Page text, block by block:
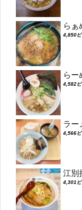
らぁ
4,850ビ
らー
4,582ビ
ラー
4,566ビ
江別
4,301ビ